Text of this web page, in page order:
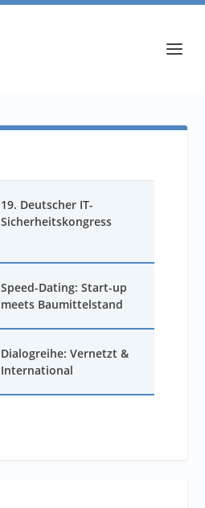
19. Deutscher IT-
Sicherheitskongress
Speed-Dating: Start-up
meets Baumittelstand
Dialogreihe: Vernetzt &
International